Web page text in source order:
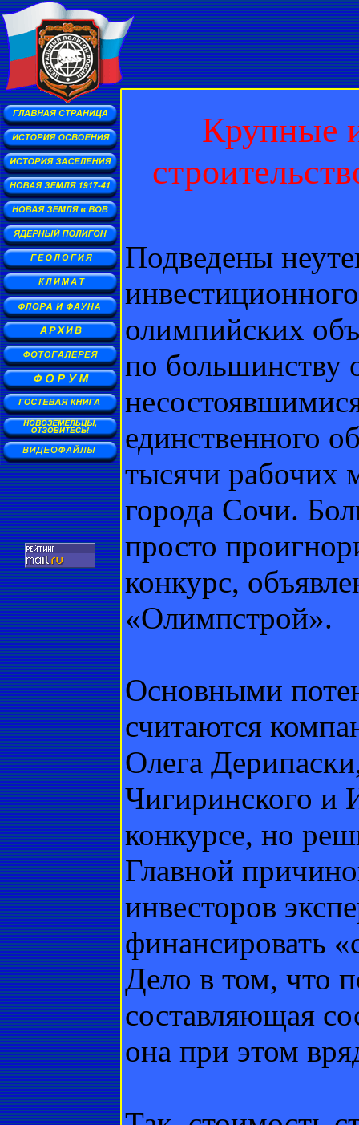
Крупные
Подведены
олимпийских
по большинству
единственного
тысячи рабочих
города Сочи.
просто
конкурс,
«Олимпстрой».
Основными
считаются
Олега
Чигиринского и
конкурсе, но
Главной
инвесторов
финансировать
Дело в том, что
составляющая
она при этом